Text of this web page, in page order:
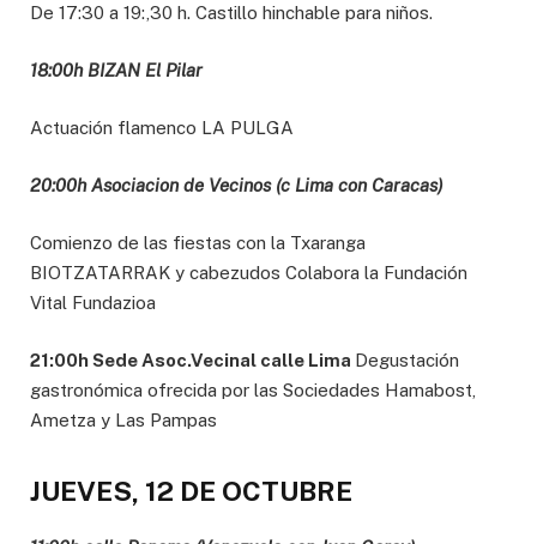
De 17:30 a 19:,30 h. Castillo hinchable para niños.
18:00h BIZAN El Pilar
Actuación flamenco LA PULGA
20:00h Asociacion de Vecinos (c Lima con Caracas)
Comienzo de las fiestas con la Txaranga
BIOTZATARRAK y cabezudos Colabora la Fundación
Vital Fundazioa
21:00h Sede Asoc.Vecinal calle Lima Degustación
gastronómica ofrecida por las Sociedades Hamabost,
Ametza y Las Pampas
JUEVES, 12 DE OCTUBRE